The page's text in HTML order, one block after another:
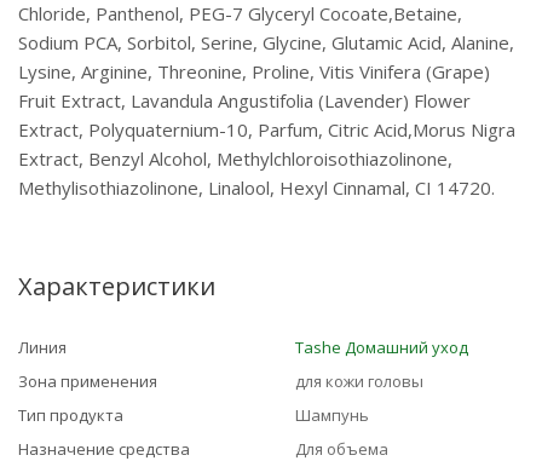
Chloride, Panthenol, PEG-7 Glyceryl Cocoate,Betaine,
Sodium PCA, Sorbitol, Serine, Glycine, Glutamic Acid, Alanine,
Lysine, Arginine, Threonine, Proline, Vitis Vinifera (Grape)
Fruit Extract, Lavandula Angustifolia (Lavender) Flower
Extract, Polyquaternium-10, Parfum, Citric Acid,Morus Nigra
Extract, Benzyl Alcohol, Methylchloroisothiazolinone,
Methylisothiazolinone, Linalool, Hexyl Cinnamal, CI 14720.
Характеристики
Линия
Tashe Домашний уход
Зона применения
для кожи головы
Тип продукта
Шампунь
Назначение средства
Для объема